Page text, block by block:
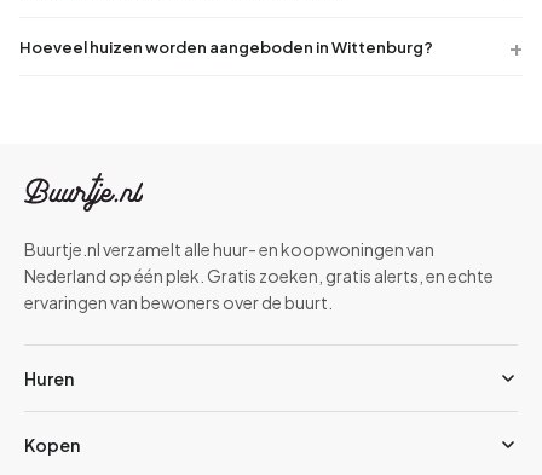
Hoeveel huizen worden aangeboden in Wittenburg?
Buurtje.nl verzamelt alle huur- en koopwoningen van
Nederland op één plek. Gratis zoeken, gratis alerts, en echte
ervaringen van bewoners over de buurt.
Huren
Kopen